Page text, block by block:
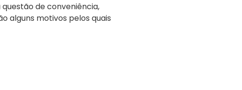
de conveniência,
alguns motivos pelos quais